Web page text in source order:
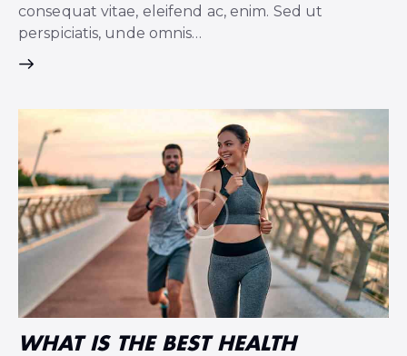
consequat vitae, eleifend ac, enim. Sed ut
perspiciatis, unde omnis…
WHAT IS THE BEST HEALTH